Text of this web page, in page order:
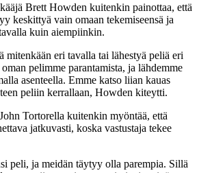
Brett Howden kuitenkin painottaa, että
keskittyä vain omaan tekemiseensä ja
kuin aiempiinkin.
mitenkään eri tavalla tai lähestyä peliä eri
pelimme parantamista, ja lähdemme
asenteella. Emme katso liian kauas
peliin kerrallaan, Howden kiteytti.
Tortorella kuitenkin myöntää, että
jatkuvasti, koska vastustaja tekee
peli, ja meidän täytyy olla parempia. Sillä